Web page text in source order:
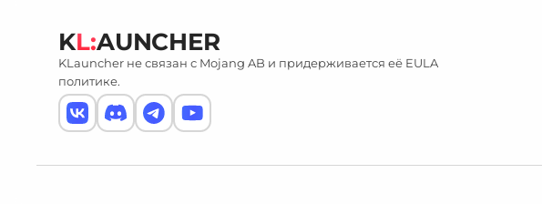
KL:AUNCHER
KLauncher не связан с Mojang AB и придерживается её EULA
политике.